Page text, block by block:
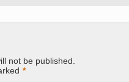
not be published.
*